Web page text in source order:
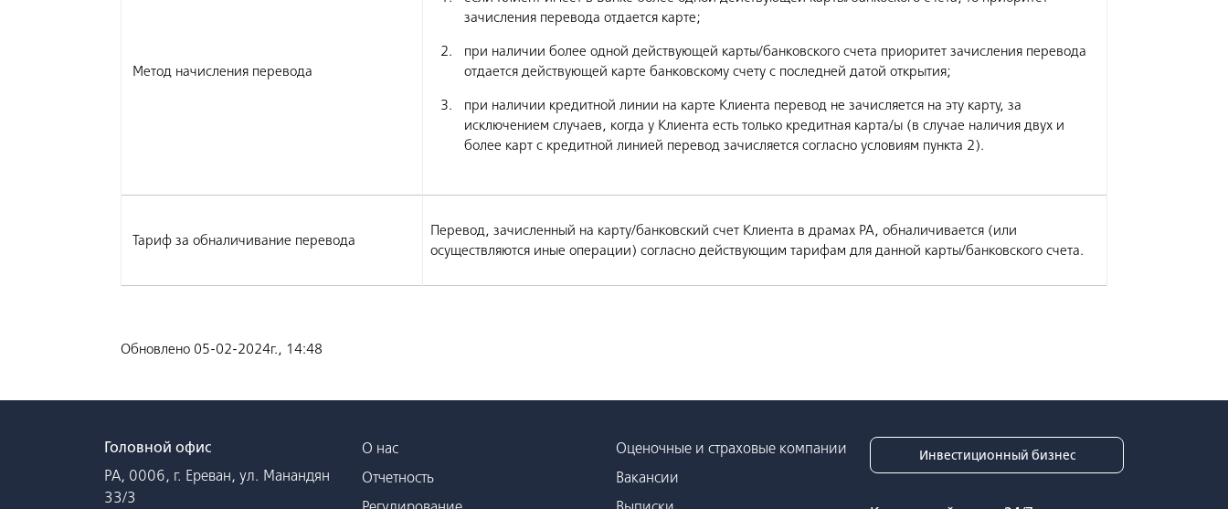
Метод начисления перевода
зачисления перевода отдается карте;
при наличии более одной действующей карты/банковского счета приоритет зачисления перевода
отдается действующей карте банковскому счету с последней датой открытия;
при наличии кредитной линии на карте Клиента перевод не зачисляется на эту карту, за
исключением случаев, когда у Клиента есть только кредитная карта/ы (в случае наличия двух и
более карт с кредитной линией перевод зачисляется согласно условиям пункта 2).
Тариф за обналичивание перевода
Перевод, зачисленный на карту/банковский счет Клиента в драмах РА, обналичивается (или
осуществляются иные операции) согласно действующим тарифам для данной карты/банковского счета.
Обновлено 05-02-2024г., 14:48
Головной офис
РА, 0006, г. Ереван, ул. Манандян
33/3
О нас
Отчетность
Оценочные и страховые компании
Вакансии
Инвестиционный бизнес